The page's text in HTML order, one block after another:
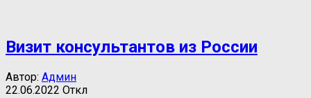
Визит консультантов из России
Автор: Админ
22.06.2022 Откл